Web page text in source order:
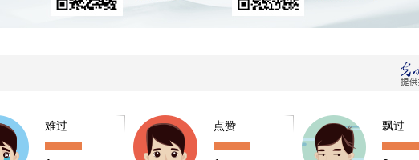
难过 点赞 飘过